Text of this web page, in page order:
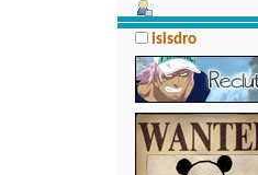
isisdro